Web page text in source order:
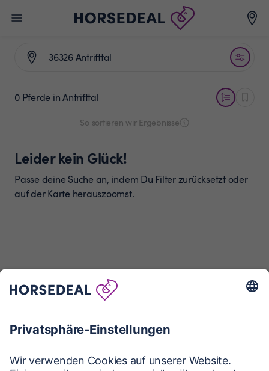
0 Pferde in Antrifttal
So sortieren wir Ergebnisse
Leider kein Glück!
Passe deine Suche an, indem Du Filter zurücksetzt oder
auf der Karte herauszoomst.